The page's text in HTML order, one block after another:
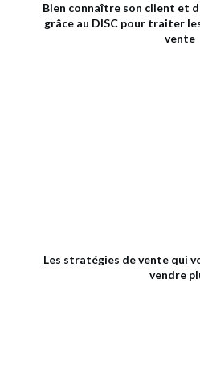
Bien connaître son client et
grâce au DISC pour traiter
vente
Les stratégies de vente qui
vendre